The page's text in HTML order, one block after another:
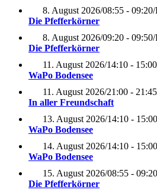
8. August 2026/08:55 - 09:20/
Die Pfefferkörner
8. August 2026/09:20 - 09:50/
Die Pfefferkörner
11. August 2026/14:10 - 15:00
WaPo Bodensee
11. August 2026/21:00 - 21:45
In aller Freundschaft
13. August 2026/14:10 - 15:00
WaPo Bodensee
14. August 2026/14:10 - 15:00
WaPo Bodensee
15. August 2026/08:55 - 09:20
Die Pfefferkörner